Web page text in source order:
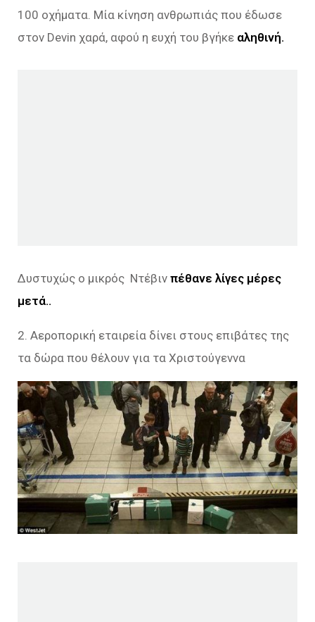
100 οχήματα. Μία κίνηση ανθρωπιάς που έδωσε
στον Devin χαρά, αφού η ευχή του βγήκε αληθινή.
Δυστυχώς ο μικρός Ντέβιν πέθανε λίγες μέρες
μετά..
2. Αεροπορική εταιρεία δίνει στους επιβάτες της
τα δώρα που θέλουν για τα Χριστούγεννα